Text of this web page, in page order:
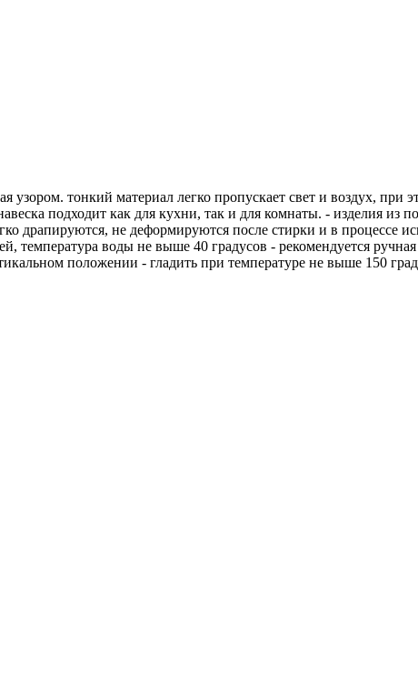
тонкий материал легко пропускает свет и воздух, при
подходит как для кухни, так и для комнаты. - изделия из
драпируются, не деформируются после стирки и в процессе
температура воды не выше 40 градусов - рекомендуется
положении - гладить при температуре не выше 150